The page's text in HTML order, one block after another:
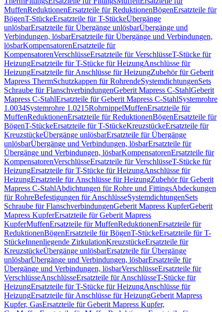
MuffenReduktionenErsatzteile für ReduktionenBögenErsatzteile für
BögenT-StückeErsatzteile für T-StückeÜbergänge
unlösbarErsatzteile für Übergänge unlösbarÜbergänge und
Verbindungen, lösbarErsatzteile für Übergänge und Verbindungen,
lösbarKompensatorenErsatzteile für
KompensatorenVerschlüsseErsatzteile für VerschlüsseT-Stücke für
HeizungErsatzteile für T-Stücke für HeizungAnschlüsse für
HeizungErsatzteile für Anschlüsse für HeizungZubehör für Geberit
Mapress ThermSchutzkappen für RohrendeSystemdichtungenSets
Schraube für FlanschverbindungenGeberit Mapress C-StahlGeberit
Mapress C-StahlErsatzteile für Geberit Mapress C-StahlSystemrohre
1.0034Systemrohre 1.0215RohrnippelMuffenErsatzteile für
MuffenReduktionenErsatzteile für ReduktionenBögenErsatzteile für
BögenT-StückeErsatzteile für T-StückeKreuzstückeErsatzteile für
KreuzstückeÜbergänge unlösbarErsatzteile für Übergänge
unlösbarÜbergänge und Verbindungen, lösbarErsatzteile für
Übergänge und Verbindungen, lösbarKompensatorenErsatzteile für
KompensatorenVerschlüsseErsatzteile für VerschlüsseT-Stücke für
HeizungErsatzteile für T-Stücke für HeizungAnschlüsse für
HeizungErsatzteile für Anschlüsse für HeizungZubehör für Geberit
Mapress C-StahlAbdichtungen für Rohre und FittingsAbdeckungen
für RohreBefestigungen für AnschlüsseSystemdichtungenSets
Schraube für FlanschverbindungenGeberit Mapress KupferGeberit
Mapress KupferErsatzteile für Geberit Mapress
KupferMuffenErsatzteile für MuffenReduktionenErsatzteile für
ReduktionenBögenErsatzteile für BögenT-StückeErsatzteile für T-
StückeInnenliegende ZirkulationKreuzstückeErsatzteile für
KreuzstückeÜbergänge unlösbarErsatzteile für Übergänge
unlösbarÜbergänge und Verbindungen, lösbarErsatzteile für
Übergänge und Verbindungen, lösbarVerschlüsseErsatzteile für
VerschlüsseAnschlüsseErsatzteile für AnschlüsseT-Stücke für
HeizungErsatzteile für T-Stücke für HeizungAnschlüsse für
HeizungErsatzteile für Anschlüsse für HeizungGeberit Mapress
Kupfer, GasErsatzteile für Geberit Mapress Kupfer,